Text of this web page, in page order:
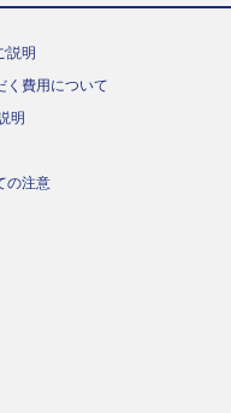
説明
く費用について
明
の注意